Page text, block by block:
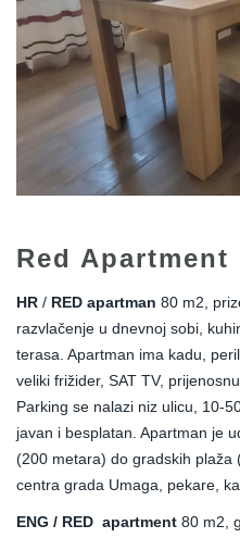
Red Apartment
HR / RED apartman 80 m2,
razvlačenje u dnevnoj sobi,
terasa. Apartman ima kadu,
veliki frižider, SAT TV,
Parking se nalazi niz ulicu, 10-
javan i besplatan. Apartman je
(200 metara) do gradskih plaža
centra grada Umaga, pekare,
ENG / RED apartment 80 m2,